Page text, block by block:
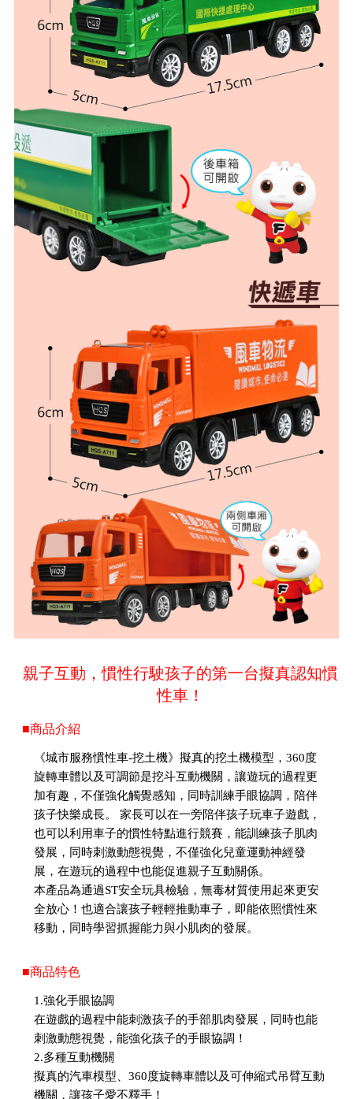
親子互動，慣性行駛孩子的第一台擬真認知慣
性車！
■商品介紹
《城市服務慣性車-挖土機》擬真的挖土機模型，360度
旋轉車體以及可調節是挖斗互動機關，讓遊玩的過程更
加有趣，不僅強化觸覺感知，同時訓練手眼協調，陪伴
孩子快樂成長。 家長可以在一旁陪伴孩子玩車子遊戲，
也可以利用車子的慣性特點進行競賽，能訓練孩子肌肉
發展，同時刺激動態視覺，不僅強化兒童運動神經發
展，在遊玩的過程中也能促進親子互動關係。
本產品為通過ST安全玩具檢驗，無毒材質使用起來更安
全放心！也適合讓孩子輕輕推動車子，即能依照慣性來
移動，同時學習抓握能力與小肌肉的發展。
■商品特色
1.強化手眼協調
在遊戲的過程中能刺激孩子的手部肌肉發展，同時也能
刺激動態視覺，能強化孩子的手眼協調！
2.多種互動機關
擬真的汽車模型、360度旋轉車體以及可伸縮式吊臂互動
機關，讓孩子愛不釋手！